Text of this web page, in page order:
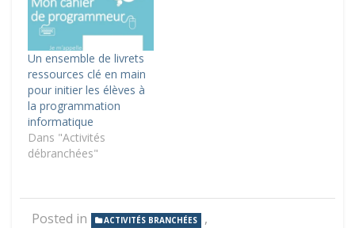
Un ensemble de livrets
ressources clé en main
pour initier les élèves à
la programmation
informatique
Dans "Activités
débranchées"
Posted in ACTIVITÉS BRANCHÉES ,